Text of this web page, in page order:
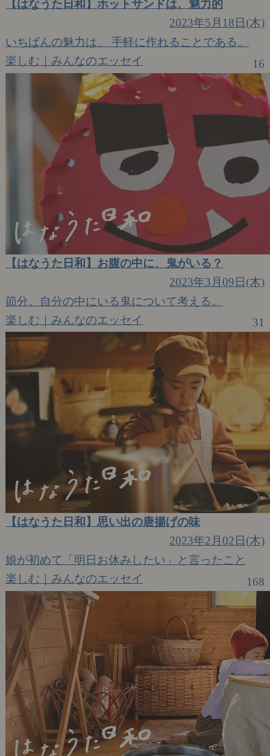
【はなうた日和】ホットサンドは、魅力的
2023年5月18日(木)
いちばんの魅力は、 手軽に作れることである。
楽しむ｜みんなのエッセイ
16
【はなうた日和】お腹の中に、鬼がいる？
2023年3月09日(木)
節分。自分の中にいる鬼について考える。
楽しむ｜みんなのエッセイ
31
【はなうた日和】思い出の唐揚げの味
2023年2月02日(木)
娘が初めて「明日お休みしたい」と言ったこと
楽しむ｜みんなのエッセイ
168